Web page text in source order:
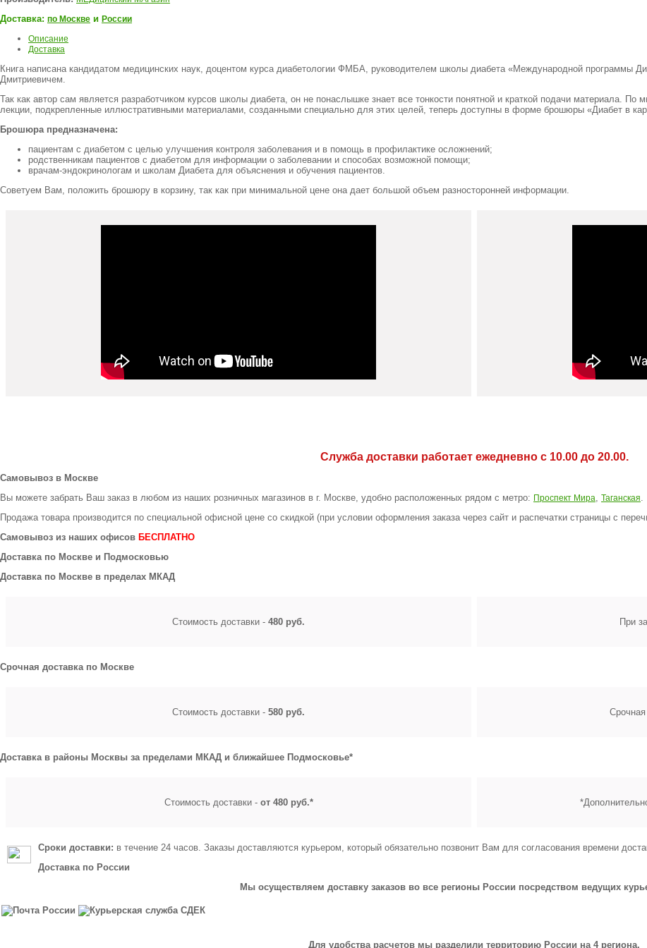
Доставка: по Москве и России
Описание
Доставка
Книга написана кандидатом медицинских наук, доцентом курса диабетологии ФМБА, руководителем школы диабета «Международной программы
Дмитриевичем.
Так как автор сам является разработчиком курсов школы диабета, он не понаслышке знает все тонкости понятной и краткой подачи материала. По
лекции, подкрепленные иллюстративными материалами, созданными специально для этих целей, теперь доступны в форме брошюры «Диабет в
Брошюра предназначена:
пациентам с диабетом с целью улучшения контроля заболевания и в помощь в профилактике осложнений;
родственникам пациентов с диабетом для информации о заболевании и способах возможной помощи;
врачам-эндокринологам и школам Диабета для объяснения и обучения пациентов.
Советуем Вам, положить брошюру в корзину, так как при минимальной цене она дает большой объем разносторонней информации.
Служба доставки работает ежедневно с 10.00 до 20.00.
Самовывоз в Москве
Вы можете забрать Ваш заказ в любом из наших розничных магазинов в г. Москве, удобно расположенных рядом с метро: Проспект Мира, Таганская.
Продажа товара производится по специальной офисной цене со скидкой (при условии оформления заказа через сайт и распечатки страницы с
Самовывоз из наших офисов БЕСПЛАТНО
Доставка по Москве и Подмосковью
Доставка по Москве в пределах МКАД
Стоимость доставки - 480 руб. При
Срочная доставка по Москве
Стоимость доставки - 580 руб. Срочная
Доставка в районы Москвы за пределами МКАД и ближайшее Подмосковье*
Стоимость доставки - от 480 руб.*
Сроки доставки: в течение 24 часов. Заказы доставляются курьером, который обязательно позвонит Вам для согласования времени
Доставка по России
Мы осуществляем доставку заказов во все регионы России посредством ведущих
Для удобства расчетов мы разделили территорию России на 4 региона,